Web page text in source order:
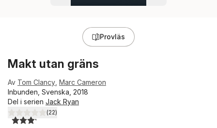
Provläs
Makt utan gräns
Av Tom Clancy Marc Cameron
Inbunden, Svenska, 2018
Del i serien Jack Ryan
3,2utav 5 stjärnor. Totalt antal röster:
(22)